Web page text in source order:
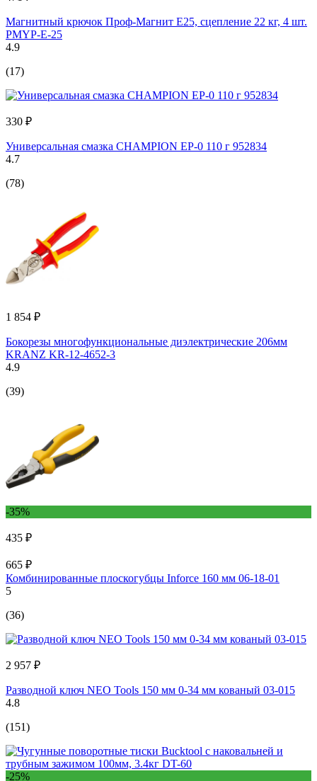
Магнитный крючок Проф-Магнит Е25, сцепление 22 кг, 4 шт.
PMYP-Е-25
4.9
(17)
330 ₽
Универсальная смазка CHAMPION EP-0 110 г 952834
4.7
(78)
1 854 ₽
Бокорезы многофункциональные диэлектрические 206мм
KRANZ KR-12-4652-3
4.9
(39)
-35%
435 ₽
665 ₽
Комбинированные плоскогубцы Inforce 160 мм 06-18-01
5
(36)
2 957 ₽
Разводной ключ NEO Tools 150 мм 0-34 мм кованый 03-015
4.8
(151)
-25%